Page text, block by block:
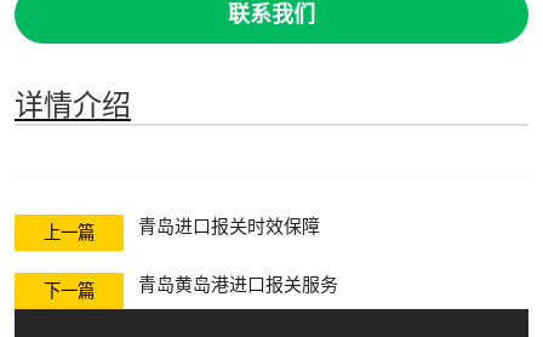
联系我们
详情介绍
上一篇 青岛进口报关时效保障
下一篇 青岛黄岛港进口报关服务